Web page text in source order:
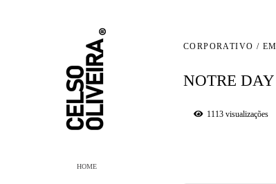
HOME
CORPORATIVO /
NOTRE
1113 visualizações